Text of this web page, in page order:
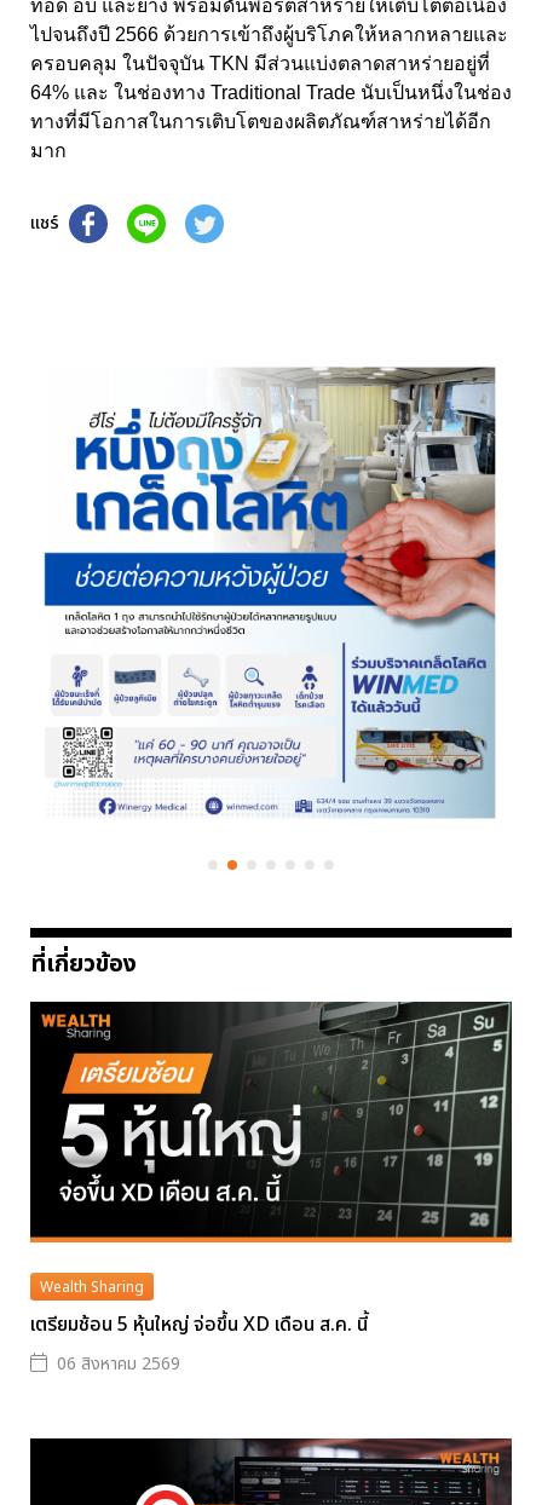
ทอด อบ และย่าง พร้อมดันพอร์ตสาหร่ายให้เติบโตต่อเนื่อง
ไปจนถึงปี 2566 ด้วยการเข้าถึงผู้บริโภคให้หลากหลายและ
ครอบคลุม ในปัจจุบัน TKN มีส่วนแบ่งตลาดสาหร่ายอยู่ที่
64% และ ในช่องทาง Traditional Trade นับเป็นหนึ่งในช่อง
ทางที่มีโอกาสในการเติบโตของผลิตภัณฑ์สาหร่ายได้อีก
มาก
แชร์
ที่เกี่ยวข้อง
Wealth Sharing
เตรียมช้อน 5 หุ้นใหญ่ จ่อขึ้น XD เดือน ส.ค. นี้
06 สิงหาคม 2569